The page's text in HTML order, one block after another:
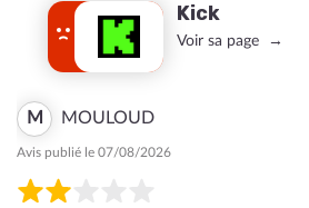
Kick
Voir sa page
M MOULOUD
Avis publié le 07/08/2026